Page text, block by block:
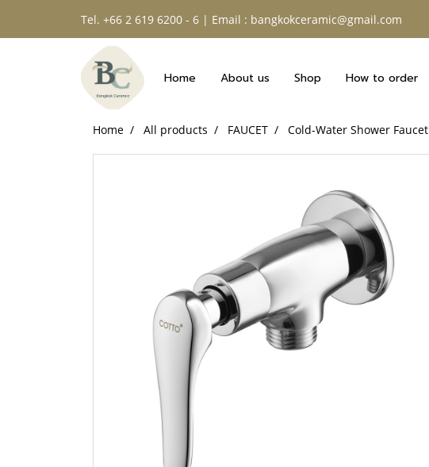
Tel. +66 2 619 6200 - 6 | Email : bangkokceramic@gmail.com
Home About us Shop How to order
Home All products FAUCET Cold-Water Shower Faucet